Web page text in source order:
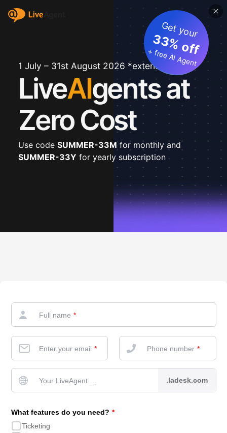
1 July – 31st August 2026 *extended
LiveAIgents at
Zero Cost
Get your
33% off
+ free AI Agent
Use code SUMMER-33Mfor monthly and
SUMMER-33Y for yearly subscription